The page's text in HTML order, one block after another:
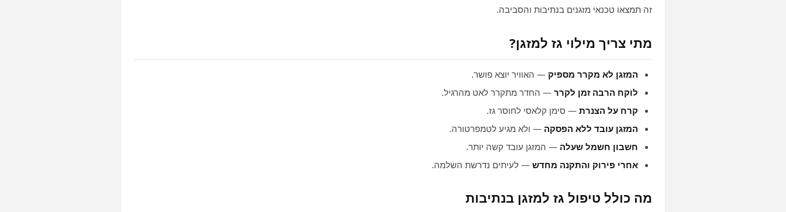
זה תמצאו טכנאי מזגנים בנתיבות והסביבה.
מתי צריך מילוי גז למזגן?
המזגן לא מקרר מספיק — האוויר יוצא פושר.
לוקח הרבה זמן לקרר — החדר מתקרר לאט מהרגיל.
קרח על הצנרת — סימן קלאסי לחוסר גז.
המזגן עובד ללא הפסקה — ולא מגיע לטמפרטורה.
חשבון חשמל שעלה — המזגן עובד קשה יותר.
אחרי פירוק והתקנה מחדש — לעיתים נדרשת השלמה.
מה כולל טיפול גז למזגן בנתיבות